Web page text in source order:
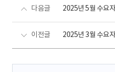
다음글 2025년 5월 수요
이전글 2025년 3월 수요